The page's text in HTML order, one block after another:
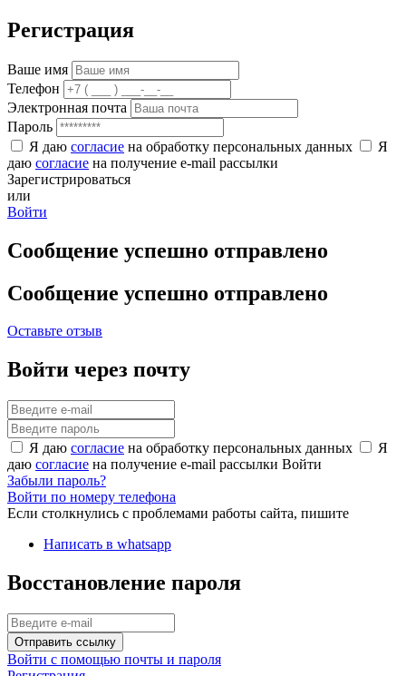
Регистрация
Ваше имя
Телефон
Электронная почта
Пароль
Я даю согласие на обработку персональных данных
Я
даю согласие на получение e-mail рассылки
Зарегистрироваться
или
Войти
Сообщение успешно отправлено
Сообщение успешно отправлено
Оставьте отзыв
Войти через почту
Я даю согласие на обработку персональных данных
Я
даю согласие на получение e-mail рассылки Войти
Забыли пароль?
Войти по номеру телефона
Если столкнулись с проблемами работы сайта, пишите
Написать в whatsapp
Восстановление пароля
Отправить ссылку
Войти с помощью почты и пароля